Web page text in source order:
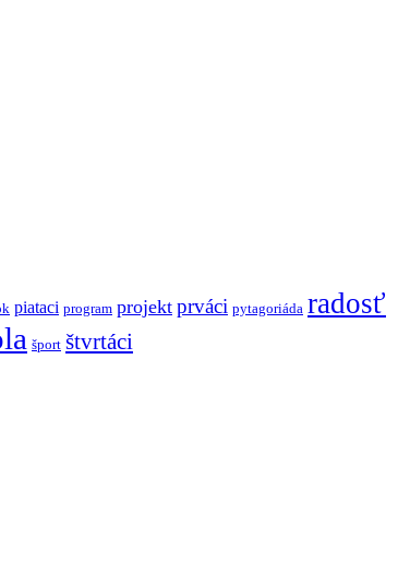
piataci program projekt prváci pytagoriáda radosť
šport štvrtáci